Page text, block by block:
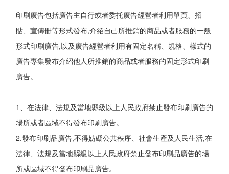
印刷廣告包括廣告主自行或者委托廣告經營者利用單頁、招
貼、宣傳冊等形式發布,介紹自己所推銷的商品或者服務的一般
形式印刷廣告,以及廣告經營者利用有固定名稱、規格、樣式的
廣告專集發布介紹他人所推銷的商品或者服務的固定形式印刷
廣告。
1、在法律、法規及當地縣級以上人民政府禁止發布印刷廣告的
場所或者區域不得發布印刷廣告。
2.發布印刷品廣告,不得妨礙公共秩序、社會生產及人民生活,在
法律、法規及當地縣級以上人民政府禁止發布印刷品廣告的場
所或區域不得發布印刷品廣告。